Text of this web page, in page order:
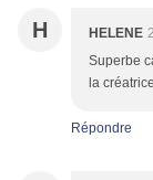
H HELENE
Superbe
la
Répondre